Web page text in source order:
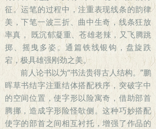
征。运笔的过程中，注重表现线条的韵律
美，下笔一波三折、曲中生奇，线条狂放
率真， 既沉郁凝重、苍雄老辣，又飞腾跳
掷、摇曳多姿。通篇铁线银钩，盘旋跌
宕，极具雄强刚劲之美。
前人论书以为“书法贵得古人结构。”鹏
晖草书结字注重结体搭配秩序，突破字中
的空间位置，使字形以险寓奇，借助部首
腾挪，造成字形险怪欹侧。这种巧妙搭配
使字的部首之间相互衬托，增强了作品的